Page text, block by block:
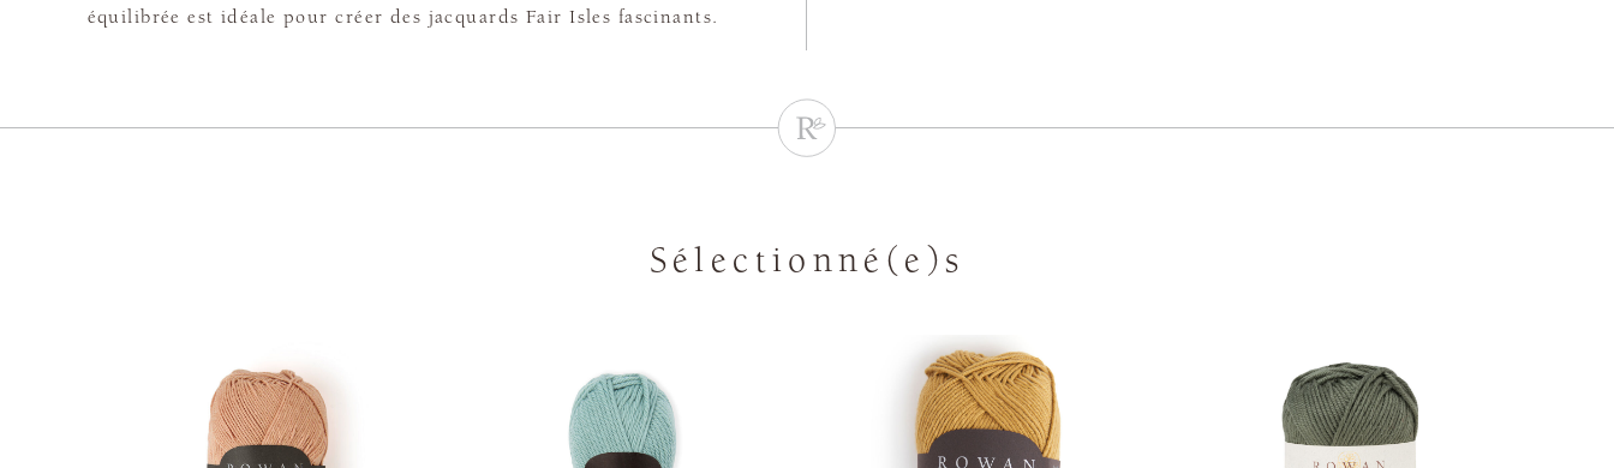
équilibrée est idéale pour créer des jacquards Fair Isles fascinants.
Sélectionné(e)s